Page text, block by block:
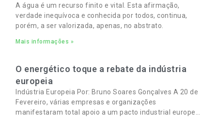
A água é um recurso finito e vital. Esta afirmação,
verdade inequívoca e conhecida por todos, continua,
porém, a ser valorizada, apenas, no abstrato.
Mais informações »
O energético toque a rebate da indústria
europeia
Indústria Europeia Por: Bruno Soares Gonçalves A 20 de
Fevereiro, várias empresas e organizações
manifestaram total apoio a um pacto industrial europeu